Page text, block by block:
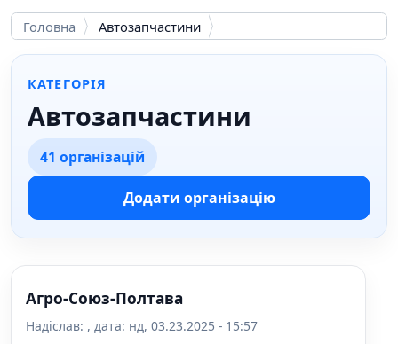
Головна Автозапчастини
КАТЕГОРІЯ
Автозапчастини
41 організацій
Додати організацію
Агро-Союз-Полтава
Надіслав: , дата: нд, 03.23.2025 - 15:57